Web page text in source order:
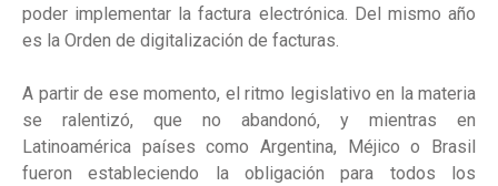
poder implementar la factura electrónica. Del mismo año
es la Orden de digitalización de facturas.
A partir de ese momento, el ritmo legislativo en la materia
se ralentizó, que no abandonó, y mientras en
Latinoamérica países como Argentina, Méjico o Brasil
fueron estableciendo la obligación para todos los